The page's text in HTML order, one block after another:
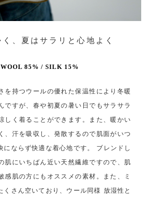
、夏はサラリと心地よく
WOOL 85% / SILK 15%
を持つウールの優れた保温性により冬暖
ですが、春や初夏の暑い日でもサラサラ
しく着ることができます。また、暖かい
、汗を吸収し、発散するので肌面がいつ
にならず快適な着心地です。 ブレンドし
肌にいちばん近い天然繊維ですので、肌
感肌の方にもオススメの素材。また、ミ
くさん空いており、ウール同様 放湿性と